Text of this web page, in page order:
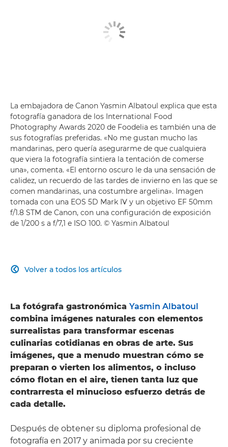
La embajadora de Canon Yasmin Albatoul explica que esta
fotografía ganadora de los International Food
Photography Awards 2020 de Foodelia es también una de
sus fotografías preferidas. «No me gustan mucho las
mandarinas, pero quería asegurarme de que cualquiera
que viera la fotografía sintiera la tentación de comerse
una», comenta. «El entorno oscuro le da una sensación de
calidez, un recuerdo de las tardes de invierno en las que se
comen mandarinas, una costumbre argelina». Imagen
tomada con una EOS 5D Mark IV y un objetivo EF 50mm
f/1.8 STM de Canon, con una configuración de exposición
de 1/200 s a f/7,1 e ISO 100. © Yasmin Albatoul
Volver a todos los artículos

La fotógrafa gastronómica Yasmin Albatoul
combina imágenes naturales con elementos
surrealistas para transformar escenas
culinarias cotidianas en obras de arte. Sus
imágenes, que a menudo muestran cómo se
preparan o vierten los alimentos, o incluso
cómo flotan en el aire, tienen tanta luz que
contrarresta el minucioso esfuerzo detrás de
cada detalle.
Después de obtener su diploma profesional de
fotografía en 2017 y animada por su creciente